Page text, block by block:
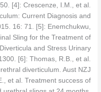
[4]: Crescenze, I.M., et al.
Current Diagnosis and
16: 71. [5]: Enemchukwu,
Sling for the Treatment of
and Stress Urinary
[6]: Thomas, R.B., et al.
diverticulum. Aust NZJ
et al. Treatment success of